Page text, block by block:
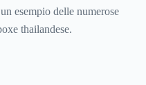
esempio delle numerose
thailandese.